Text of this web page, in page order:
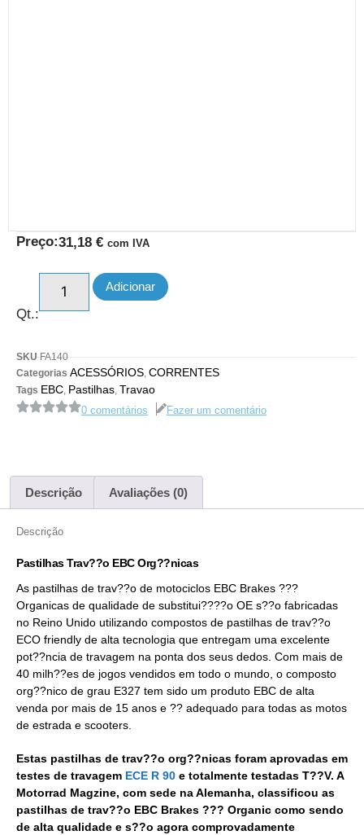
Preço:31,18 € com IVA
Qt.:
Adicionar
SKU FA140
Categorias ACESSÓRIOS, CORRENTES
Tags EBC, Pastilhas, Travao
0 comentários Fazer um comentário
Descrição Avaliações (0)
Descrição
Pastilhas Trav??o EBC Org??nicas
As pastilhas de trav??o de motociclos EBC Brakes ???
Organicas de qualidade de substitui????o OE s??o fabricadas
no Reino Unido utilizando compostos de pastilhas de trav??o
ECO friendly de alta tecnologia que entregam uma excelente
pot??ncia de travagem na ponta dos seus dedos. Com mais de
40 milh??es de jogos vendidos em todo o mundo, o composto
org??nico de grau E327 tem sido um produto EBC de alta
venda por mais de 15 anos e ?? adequado para todas as motos
de estrada e scooters.
Estas pastilhas de trav??o org??nicas foram aprovadas em
testes de travagem ECE R 90 e totalmente testadas T??V. A
Motorrad Magzine, com sede na Alemanha, classificou as
pastilhas de trav??o EBC Brakes ??? Organic como sendo
de alta qualidade e s??o agora comprovadamente